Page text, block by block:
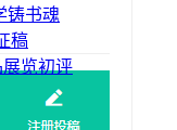
铸书魂
稿
览初评